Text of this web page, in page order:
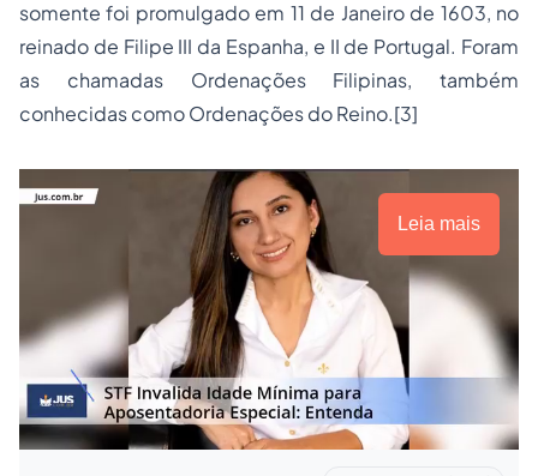
somente foi promulgado em 11 de Janeiro de 1603, no
reinado de Filipe III da Espanha, e II de Portugal. Foram
as chamadas Ordenações Filipinas, também
conhecidas como Ordenações do Reino.[3]
Leia mais